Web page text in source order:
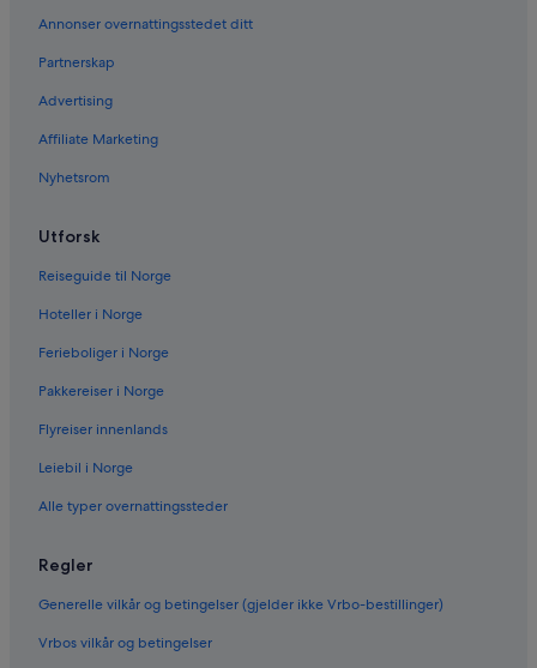
Annonser overnattingsstedet ditt
Partnerskap
Advertising
Affiliate Marketing
Nyhetsrom
Utforsk
Reiseguide til Norge
Hoteller i Norge
Ferieboliger i Norge
Pakkereiser i Norge
Flyreiser innenlands
Leiebil i Norge
Alle typer overnattingssteder
Regler
Generelle vilkår og betingelser (gjelder ikke Vrbo-bestillinger)
Vrbos vilkår og betingelser